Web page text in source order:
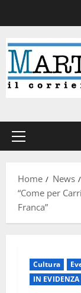
Home News
“Come per
Franca”
Cultura
IN EVIDENZA